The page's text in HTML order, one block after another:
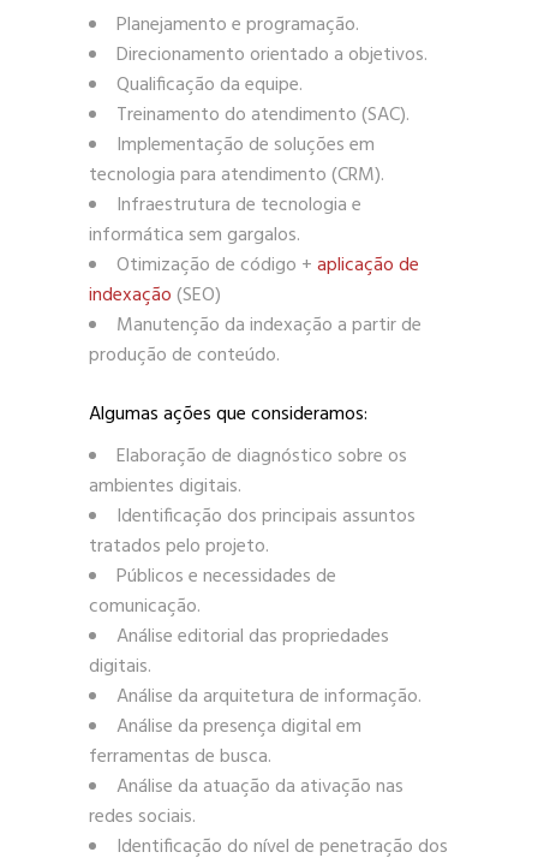
Planejamento e programação.
Direcionamento orientado a objetivos.
Qualificação da equipe.
Treinamento do atendimento (SAC).
Implementação de soluções em
tecnologia para atendimento (CRM).
Infraestrutura de tecnologia e
informática sem gargalos.
Otimização de código +aplicação de
indexação(SEO)
Manutenção da indexação a partir de
produção de conteúdo.
Algumas ações que consideramos:
Elaboração de diagnóstico sobre os
ambientes digitais.
Identificação dos principais assuntos
tratados pelo projeto.
Públicos e necessidades de
comunicação.
Análise editorial das propriedades
digitais.
Análise da arquitetura de informação.
Análise da presença digital em
ferramentas de busca.
Análise da atuação da ativação nas
redes sociais.
Identificação do nível de penetração dos